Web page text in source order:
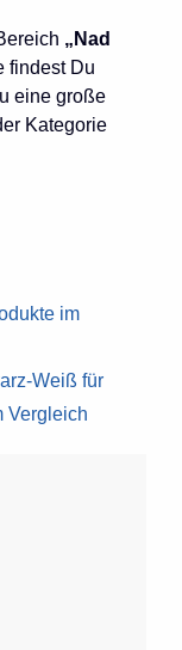
„Nad
findest Du
eine große
Kategorie
im
Weiß für
Vergleich